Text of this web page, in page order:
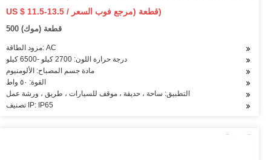
الشمسية أو مصباح الشارع LED الرئيسي
US $ 11.5-13.5 / قطعة (مرجع فوب السعر)
500 قطعة (موك)
مزود الطاقة: AC
درجة حرارة اللون: 2700 كيلو -6500 كيلو
مادة جسم المصباح: الألومنيوم
القوة: ٥٠ واط
التطبيق: ساحة ، حديقة ، موقف للسيارات ، طريق ، ورشة عمل
تصنيف IP: IP65